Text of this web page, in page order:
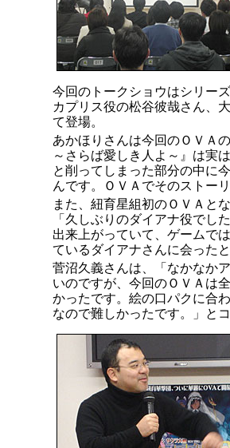
今回のトークショウはシリー
カプリス役の松谷彼哉さん、
て登場。
あかほりさんは今回のＯＶＡ
～さらば愛しき人よ～』は実
と削ってしまった部分の中に
んです。ＯＶＡでそのストー
また、紐育星組初のＯＶＡと
「久しぶりのダイアナ役でし
出来上がっていて、ゲームで
ているダイアナさんに会った
菅沼久義さんは、「なかなか
いのですが、今回のＯＶＡは
かったです。絵の口パクに合
なので難しかったです。」と